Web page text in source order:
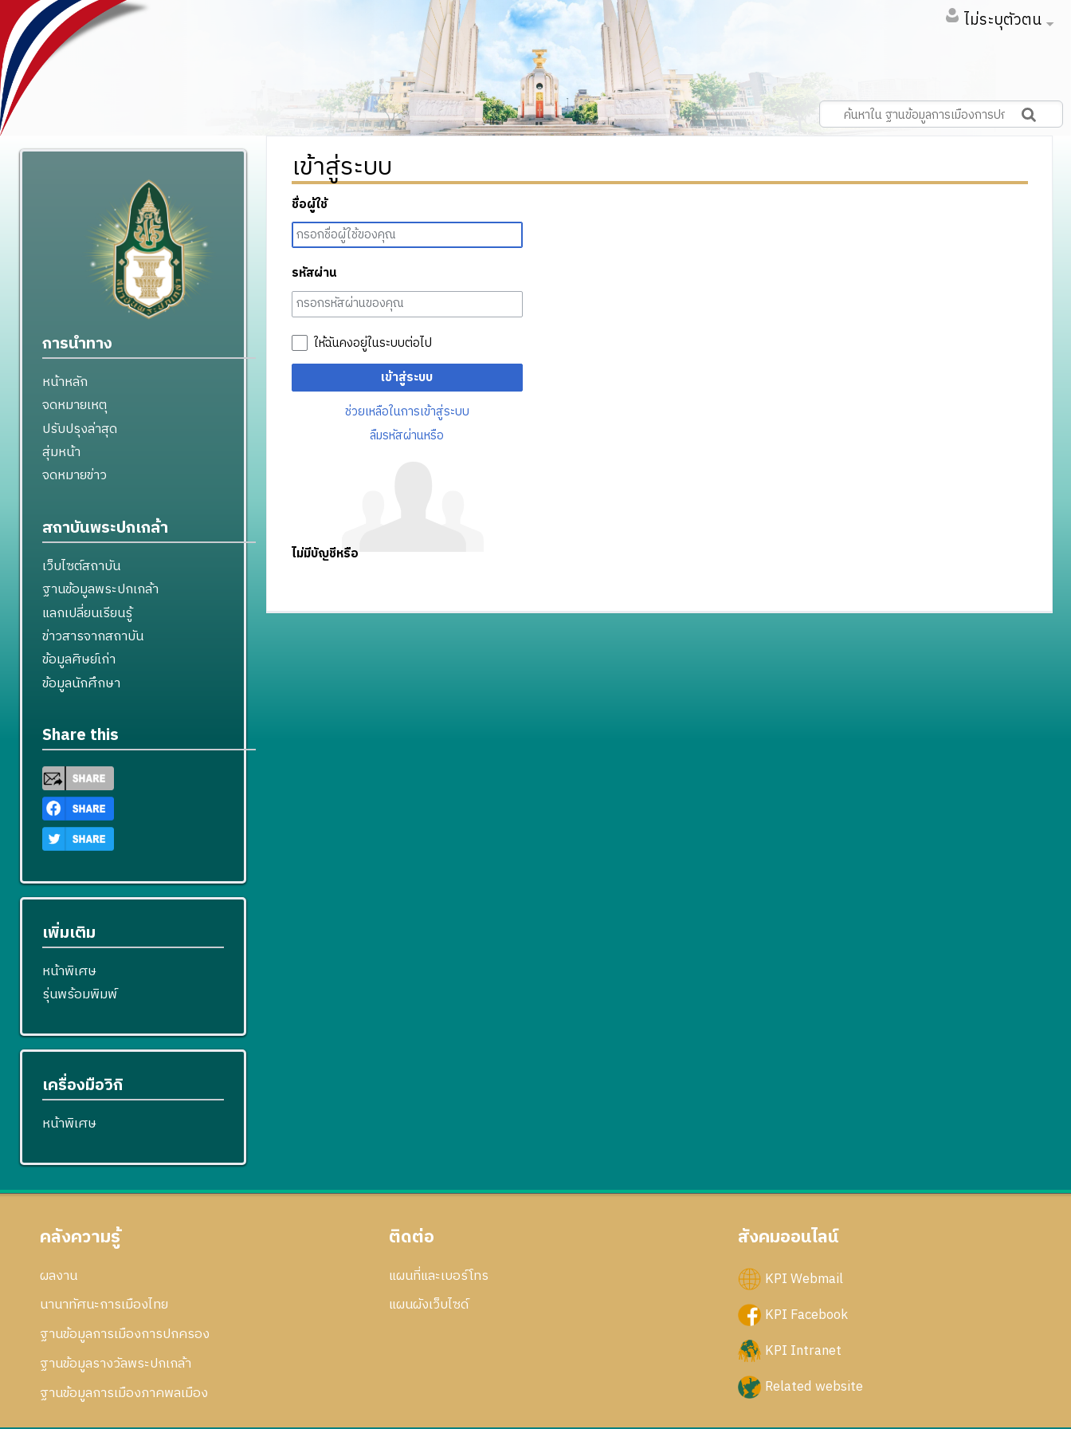
ไม่ระบุตัวตน
เข้าสู่ระบบ
ชื่อผู้ใช้
รหัสผ่าน
ให้ฉันคงอยู่ในระบบต่อไป
เข้าสู่ระบบ
ช่วยเหลือในการเข้าสู่ระบบ
ลืมรหัสผ่านหรือ
ไม่มีบัญชีหรือ
การนำทาง
หน้าหลัก
จดหมายเหตุ
ปรับปรุงล่าสุด
สุ่มหน้า
จดหมายข่าว
สถาบันพระปกเกล้า
เว็บไซต์สถาบัน
ฐานข้อมูลพระปกเกล้า
แลกเปลี่ยนเรียนรู้
ข่าวสารจากสถาบัน
ข้อมูลศิษย์เก่า
ข้อมูลนักศึกษา
Share this
เพิ่มเติม
หน้าพิเศษ
รุ่นพร้อมพิมพ์
เครื่องมือวิกิ
หน้าพิเศษ
คลังความรู้
ผลงาน
นานาทัศนะการเมืองไทย
ฐานข้อมูลการเมืองการปกครอง
ฐานข้อมูลรางวัลพระปกเกล้า
ฐานข้อมูลการเมืองภาคพลเมือง
ติดต่อ
แผนที่และเบอร์โทร
แผนผังเว็บไซด์
สังคมออนไลน์
KPI Webmail
KPI Facebook
KPI Intranet
Related website